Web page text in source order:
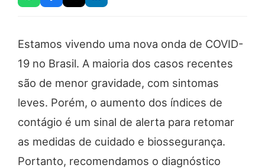
Estamos vivendo uma nova onda de COVID-
19 no Brasil. A maioria dos casos recentes
são de menor gravidade, com sintomas
leves. Porém, o aumento dos índices de
contágio é um sinal de alerta para retomar
as medidas de cuidado e biossegurança.
Portanto, recomendamos o diagnóstico